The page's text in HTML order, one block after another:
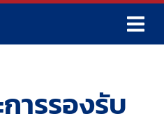
ารรองรับ